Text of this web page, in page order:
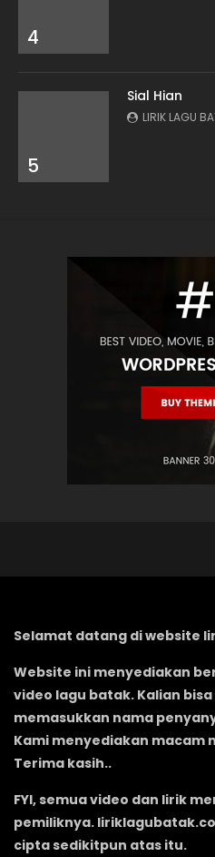
4
5
Sial Hian
LIRIK LAGU
Selamat datang di website
Website ini menyediakan
video lagu batak. Kalian
memasukkan nama
Kami menyediakan macam
Terima kasih..
FYI, semua video dan lirik
pemiliknya.
cipta sedikitpun atas itu.